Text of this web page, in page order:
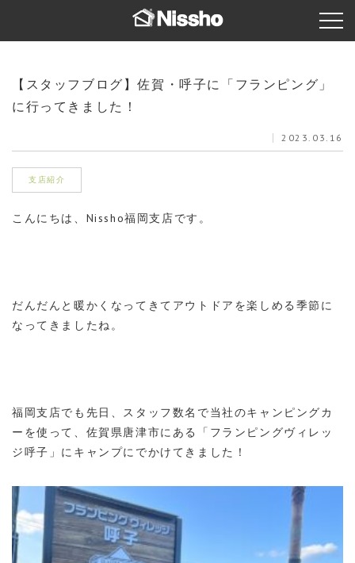
【スタッフブログ】佐賀・呼子に「フランピング」
に行ってきました！
2023.03.16
支店紹介
こんにちは、Nissho福岡支店です。
だんだんと暖かくなってきてアウトドアを楽しめる季節に
なってきましたね。
福岡支店でも先日、スタッフ数名で当社のキャンピングカ
ーを使って、佐賀県唐津市にある「フランピングヴィレッ
ジ呼子」にキャンプにでかけてきました！